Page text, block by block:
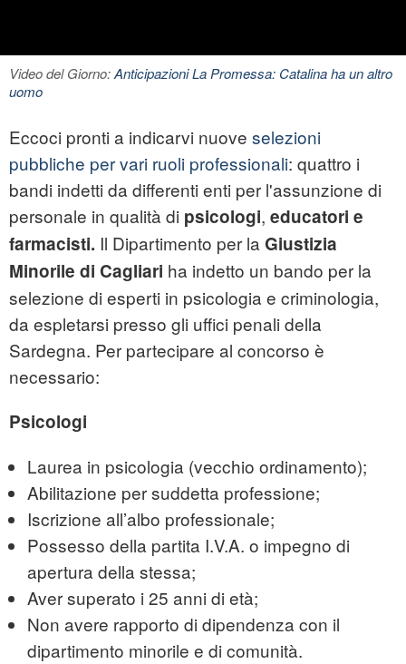
Video del Giorno:Anticipazioni La Promessa: Catalina ha un altro
uomo
Eccoci pronti a indicarvi nuove selezioni
pubbliche per vari ruoli professionali: quattro i
bandi indetti da differenti enti per l'assunzione di
personale in qualità di psicologi, educatori e
farmacisti. Il Dipartimento per la Giustizia
Minorile di Cagliari ha indetto un bando per la
selezione di esperti in psicologia e criminologia,
da espletarsi presso gli uffici penali della
Sardegna. Per partecipare al concorso è
necessario:
Psicologi
Laurea in psicologia (vecchio ordinamento);
Abilitazione per suddetta professione;
Iscrizione all’albo professionale;
Possesso della partita I.V.A. o impegno di
apertura della stessa;
Aver superato i 25 anni di età;
Non avere rapporto di dipendenza con il
dipartimento minorile e di comunità.